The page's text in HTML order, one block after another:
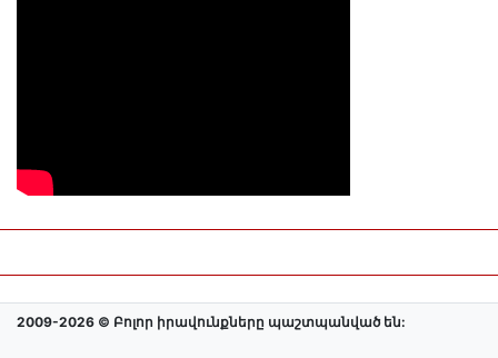
2009-2026 © Բոլոր իրավունքները պաշտպանված են: